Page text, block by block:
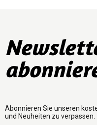
Abonnieren Sie unseren
und Neuheiten zu verpassen.